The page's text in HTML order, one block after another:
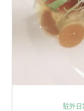
駐外日